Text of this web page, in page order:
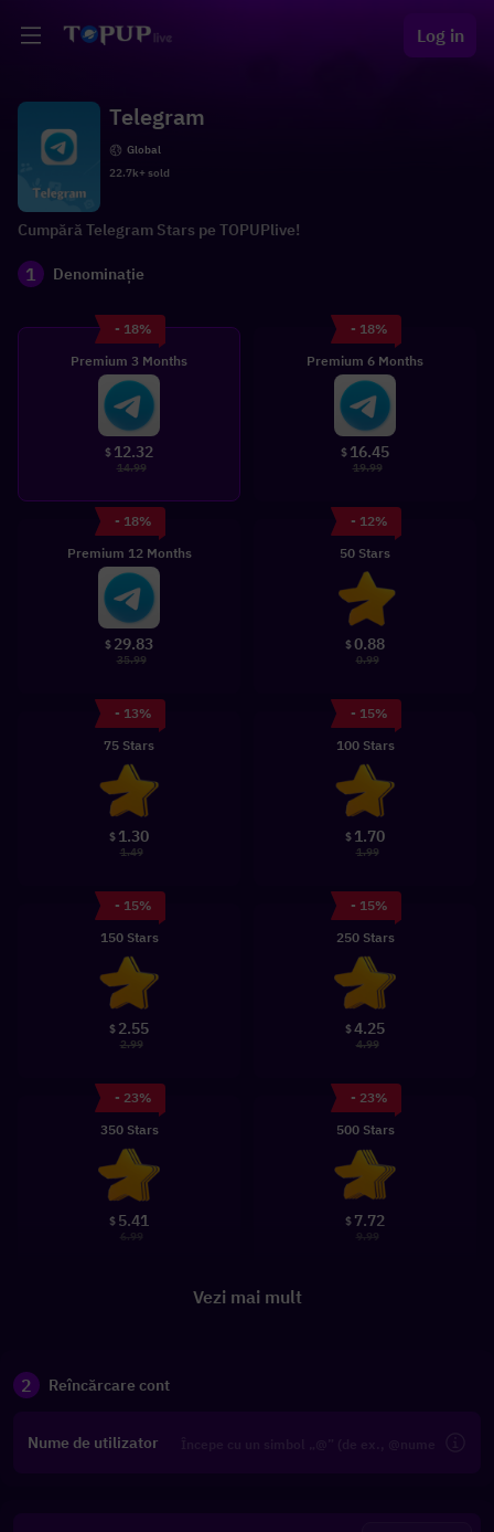
Log in
Telegram
Global
22.7k+ sold
Cumpără Telegram Stars pe TOPUPlive!
1 Denominație
- 18%
Premium 3 Months
$ 12.32
14.99
- 18%
Premium 6 Months
$ 16.45
19.99
- 18%
Premium 12 Months
$ 29.83
35.99
- 12%
50 Stars
$0.88
0.99
- 13%
75 Stars
$ 1.30
1.49
- 15%
100 Stars
$ 1.70
1.99
- 15%
150 Stars
$ 2.55
2.99
- 15%
250 Stars
$4.25
4.99
- 23%
350 Stars
$ 5.41
6.99
- 23%
500 Stars
$ 7.72
9.99
Vezi mai mult
2 Reîncărcare cont
Nume de utilizator